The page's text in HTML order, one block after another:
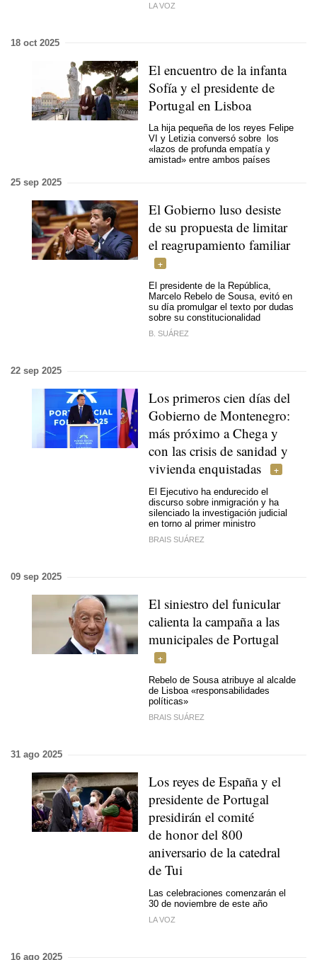
LA VOZ
18 oct 2025
El encuentro de la infanta
Sofía y el presidente de
Portugal en Lisboa
La hija pequeña de los reyes Felipe
VI y Letizia conversó sobre los
«lazos de profunda empatía y
amistad» entre ambos países
25 sep 2025
El Gobierno luso desiste
de su propuesta de limitar
el reagrupamiento familiar
El presidente de la República,
Marcelo Rebelo de Sousa, evitó en
su día promulgar el texto por dudas
sobre su constitucionalidad
B. SUÁREZ
22 sep 2025
Los primeros cien días del
Gobierno de Montenegro:
más próximo a Chega y
con las crisis de sanidad y
vivienda enquistadas
El Ejecutivo ha endurecido el
discurso sobre inmigración y ha
silenciado la investigación judicial
en torno al primer ministro
BRAIS SUÁREZ
09 sep 2025
El siniestro del funicular
calienta la campaña a las
municipales de Portugal
Rebelo de Sousa atribuye al alcalde
de Lisboa «responsabilidades
políticas»
BRAIS SUÁREZ
31 ago 2025
Los reyes de España y el
presidente de Portugal
presidirán el comité
de honor del 800
aniversario de la catedral
de Tui
Las celebraciones comenzarán el
30 de noviembre de este año
LA VOZ
16 ago 2025